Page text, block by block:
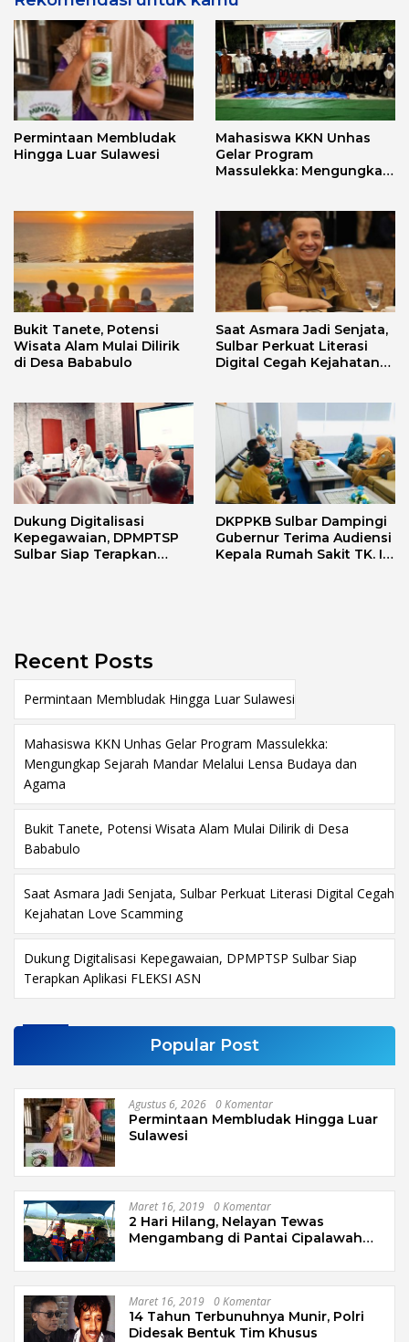
Permintaan Membludak
Hingga Luar Sulawesi
Mahasiswa KKN Unhas
Gelar Program
Massulekka: Mengungkap
Bukit Tanete, Potensi
Wisata Alam Mulai Dilirik
di Desa Bababulo
Saat Asmara Jadi Senjata,
Sulbar Perkuat Literasi
Digital Cegah Kejahatan
Dukung Digitalisasi
Kepegawaian, DPMPTSP
Sulbar Siap Terapkan
DKPPKB Sulbar Dampingi
Gubernur Terima Audiensi
Kepala Rumah Sakit TK. III
Recent Posts
Permintaan Membludak Hingga Luar Sulawesi
Mahasiswa KKN Unhas Gelar Program Massulekka:
Mengungkap Sejarah Mandar Melalui Lensa Budaya dan
Agama
Bukit Tanete, Potensi Wisata Alam Mulai Dilirik di Desa
Bababulo
Saat Asmara Jadi Senjata, Sulbar Perkuat Literasi Digital Cegah
Kejahatan Love Scamming
Dukung Digitalisasi Kepegawaian, DPMPTSP Sulbar Siap
Terapkan Aplikasi FLEKSI ASN
Popular Post
Agustus 6, 2026 0 Komentar
Permintaan Membludak Hingga Luar
Sulawesi
Maret 16, 2019 0 Komentar
2 Hari Hilang, Nelayan Tewas
Mengambang di Pantai Cipalawah
Maret 16, 2019 0 Komentar
14 Tahun Terbunuhnya Munir, Polri
Didesak Bentuk Tim Khusus